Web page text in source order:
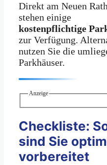
Direkt am Neuen
stehen einige
kostenpflichtige
zur Verfügung.
nutzen Sie die
Parkhäuser.
Anzeige
Checkliste:
sind Sie
vorbereitet